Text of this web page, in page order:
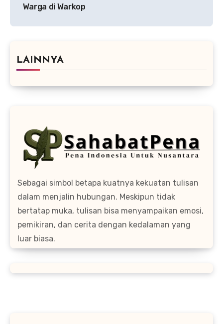
Warga di Warkop
LAINNYA
Sebagai simbol betapa kuatnya kekuatan tulisan
dalam menjalin hubungan. Meskipun tidak
bertatap muka, tulisan bisa menyampaikan emosi,
pemikiran, dan cerita dengan kedalaman yang
luar biasa.